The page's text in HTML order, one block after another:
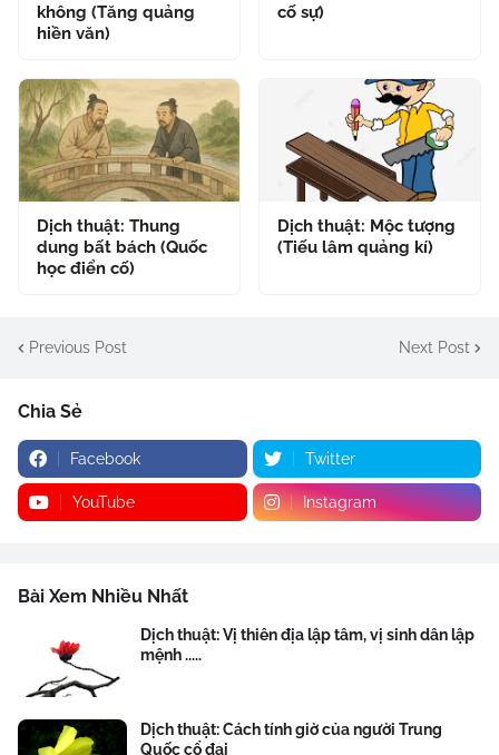
không (Tăng quảng
hiền văn)
cố sự)
Dịch thuật: Thung
dung bất bách (Quốc
học điển cố)
Dịch thuật: Mộc tượng
(Tiếu lâm quảng kí)
Previous Post Next Post
Chia Sẻ
Facebook Twitter
YouTube Instagram
Bài Xem Nhiều Nhất
Dịch thuật: Vị thiên địa lập tâm, vị sinh dân lập
mệnh .....
Dịch thuật: Cách tính giờ của người Trung
Quốc cổ đại